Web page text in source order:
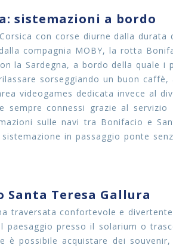
sistemazioni a bordo
con corse diurne dalla durata
compagnia MOBY, la rotta
la Sardegna, a bordo della quale i
sorseggiando un buon caffè,
videogames dedicata invece al
sempre connessi grazie al servizio
sulle navi tra Bonifacio e
in passaggio ponte
Teresa Gallura
traversata confortevole e
presso il solarium o
possibile acquistare dei souvenir,